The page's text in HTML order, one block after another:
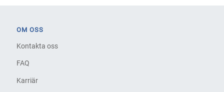
OM OSS
Kontakta oss
FAQ
Karriär